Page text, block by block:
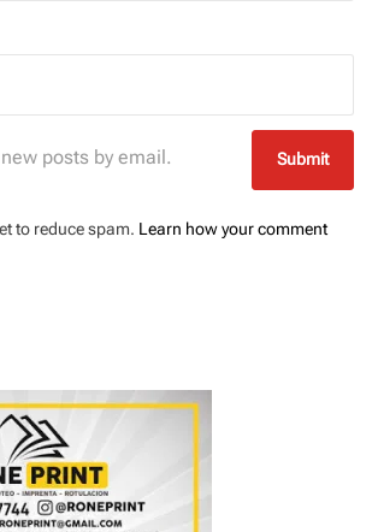
posts by email.
to reduce spam. Learn how your comment